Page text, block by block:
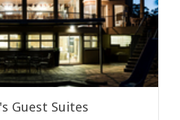
Guest Suites